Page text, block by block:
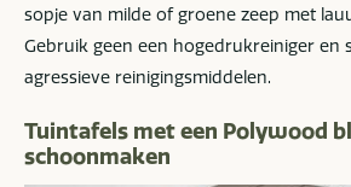
sopje van milde of groene zeep met
Gebruik geen een hogedrukreiniger en
agressieve reinigingsmiddelen.
Tuintafels met een Polywood
schoonmaken